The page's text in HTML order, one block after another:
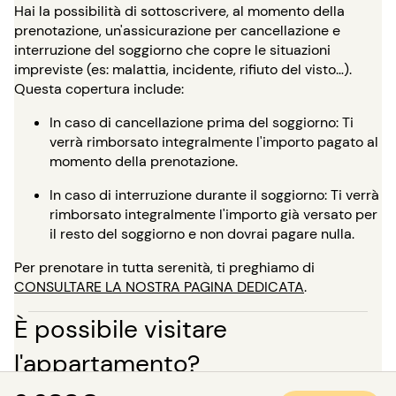
Hai la possibilità di sottoscrivere, al momento della
prenotazione, un'assicurazione per cancellazione e
interruzione del soggiorno che copre le situazioni
impreviste (es: malattia, incidente, rifiuto del visto…).
Questa copertura include:
In caso di cancellazione prima del soggiorno: Ti
verrà rimborsato integralmente l'importo pagato al
momento della prenotazione.
In caso di interruzione durante il soggiorno: Ti verrà
rimborsato integralmente l'importo già versato per
il resto del soggiorno e non dovrai pagare nulla.
Per prenotare in tutta serenità, ti preghiamo di
CONSULTARE LA NOSTRA PAGINA DEDICATA.
È possibile visitare
l'appartamento?
In aggiunta alle numerose foto di qualità professionale